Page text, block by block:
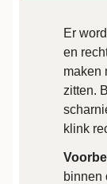
Er
en
maken
zitten.
klink
binnen